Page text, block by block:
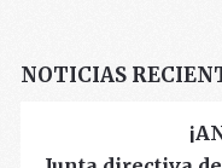
NOTICIAS